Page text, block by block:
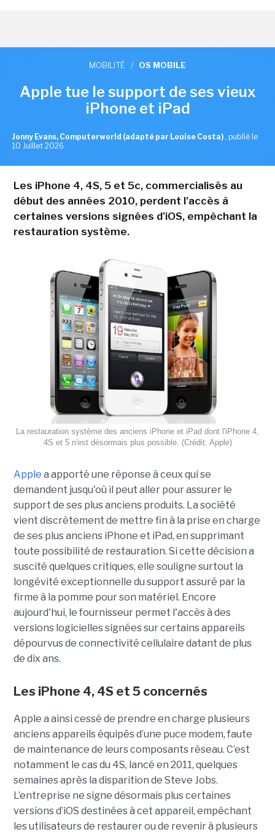
MOBILITÉ / OS MOBILE
Apple tue le support de ses vieux
iPhone et iPad
Jonny Evans, Computerworld (adapté par Louise Costa) , publié le
10 Juillet 2026
Les iPhone 4, 4S, 5 et 5c, commercialisés au
début des années 2010, perdent l'accès à
certaines versions signées d'iOS, empêchant la
restauration système.
La restauration système des anciens iPhone et iPad dont l'iPhone 4,
4S et 5 n'est désormais plus possible. (Crédit: Apple)
Apple a apporté une réponse à ceux qui se
demandent jusqu'où il peut aller pour assurer le
support de ses plus anciens produits. La société
vient discrètement de mettre fin à la prise en charge
de ses plus anciens iPhone et iPad, en supprimant
toute possibilité de restauration. Si cette décision a
suscité quelques critiques, elle souligne surtout la
longévité exceptionnelle du support assuré par la
firme à la pomme pour son matériel. Encore
aujourd'hui, le fournisseur permet l'accès à des
versions logicielles signées sur certains appareils
dépourvus de connectivité cellulaire datant de plus
de dix ans.
Les iPhone 4, 4S et 5 concernés
Apple a ainsi cessé de prendre en charge plusieurs
anciens appareils équipés d’une puce modem, faute
de maintenance de leurs composants réseau. C’est
notamment le cas du 4S, lancé en 2011, quelques
semaines après la disparition de Steve Jobs.
L’entreprise ne signe désormais plus certaines
versions d’iOS destinées à cet appareil, empêchant
les utilisateurs de restaurer ou de revenir à plusieurs